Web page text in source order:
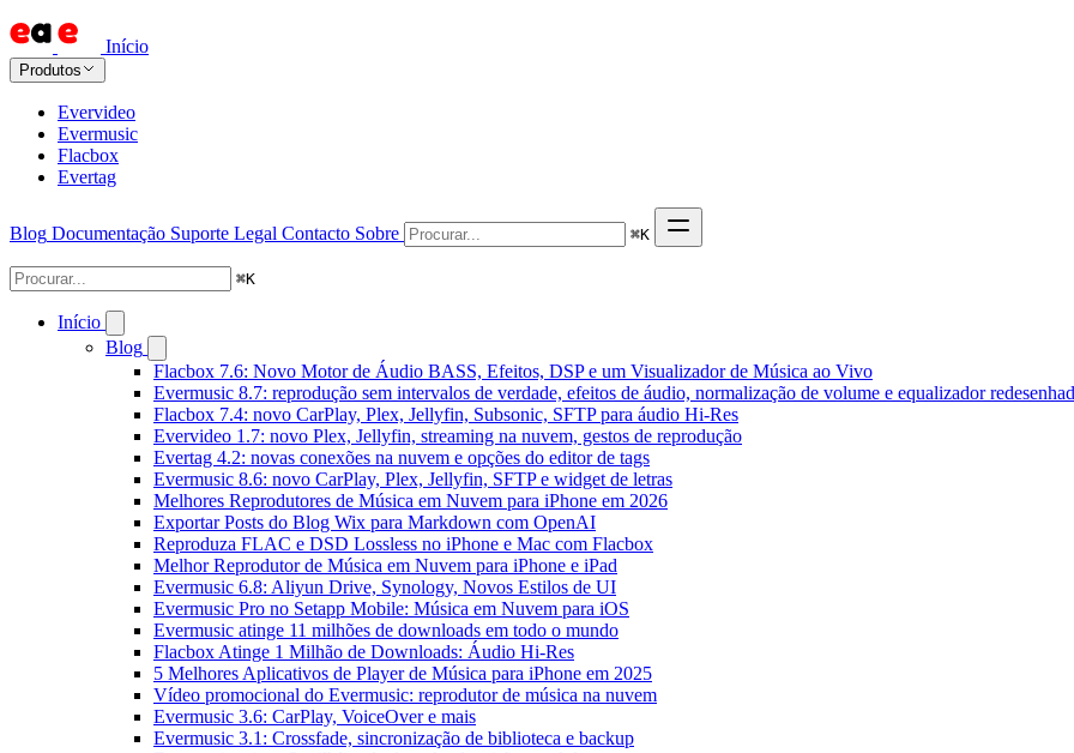
Início
Produtos
Evervideo
Evermusic
Flacbox
Evertag
Blog Documentação Suporte Legal Contacto Sobre ⌘K
⌘K
Início
Blog
Flacbox 7.6: Novo Motor de Áudio BASS, Efeitos, DSP e um Visualizador de Música ao Vivo
Evermusic 8.7: reprodução sem intervalos de verdade, efeitos de áudio, normalização de volume e equalizador
Flacbox 7.4: novo CarPlay, Plex, Jellyfin, Subsonic, SFTP para áudio Hi-Res
Evervideo 1.7: novo Plex, Jellyfin, streaming na nuvem, gestos de reprodução
Evertag 4.2: novas conexões na nuvem e opções do editor de tags
Evermusic 8.6: novo CarPlay, Plex, Jellyfin, SFTP e widget de letras
Melhores Reprodutores de Música em Nuvem para iPhone em 2026
Exportar Posts do Blog Wix para Markdown com OpenAI
Reproduza FLAC e DSD Lossless no iPhone e Mac com Flacbox
Melhor Reprodutor de Música em Nuvem para iPhone e iPad
Evermusic 6.8: Aliyun Drive, Synology, Novos Estilos de UI
Evermusic Pro no Setapp Mobile: Música em Nuvem para iOS
Evermusic atinge 11 milhões de downloads em todo o mundo
Flacbox Atinge 1 Milhão de Downloads: Áudio Hi-Res
5 Melhores Aplicativos de Player de Música para iPhone em 2025
Vídeo promocional do Evermusic: reprodutor de música na nuvem
Evermusic 3.6: CarPlay, VoiceOver e mais
Evermusic 3.1: Crossfade, sincronização de biblioteca e backup